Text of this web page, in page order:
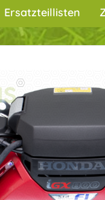
Ersatzteillisten